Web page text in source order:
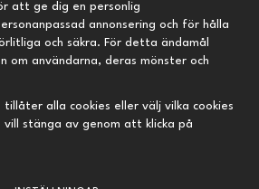
HANDEL
frakt vid köp över 695 kr
till kanonpris
att ge dig en personlig
annonsering och för hålla
och säkra. För detta ändamål
om användarna, deras mönster och
tillåter alla cookies eller välj vilka cookies
stänga av genom att klicka på